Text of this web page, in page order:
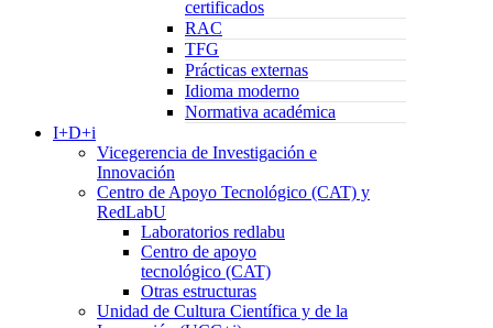
certificados
RAC
TFG
Prácticas externas
Idioma moderno
Normativa académica
I+D+i
Vicegerencia de Investigación e
Innovación
Centro de Apoyo Tecnológico (CAT) y
RedLabU
Laboratorios redlabu
Centro de apoyo
tecnológico (CAT)
Otras estructuras
Unidad de Cultura Científica y de la